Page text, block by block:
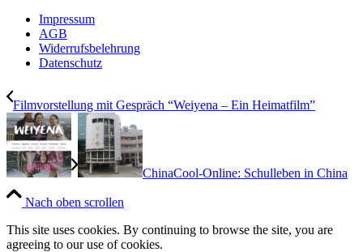
Impressum
AGB
Widerrufsbelehrung
Datenschutz
Filmvorstellung mit Gespräch “Weiyena – Ein Heimatfilm”
ChinaCool-Online: Schulleben in China
Nach oben scrollen
This site uses cookies. By continuing to browse the site, you are
agreeing to our use of cookies.